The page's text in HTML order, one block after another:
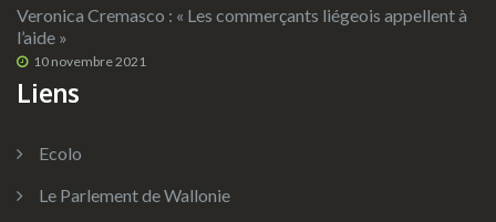
Veronica Cremasco : « Les commerçants liégeois appellent à
l’aide »
10 novembre 2021
Liens
Ecolo
Le Parlement de Wallonie